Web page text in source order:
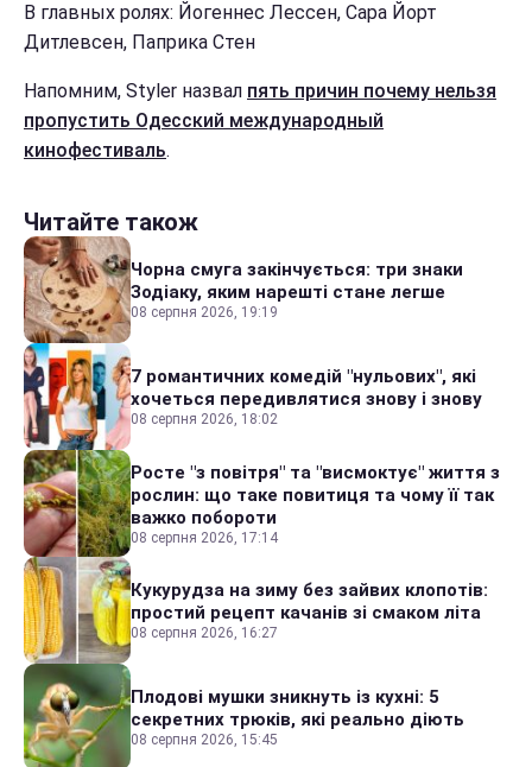
В главных ролях: Йогеннес Лессен, Сара Йорт
Дитлевсен, Паприка Стен
Напомним, Styler назвал пять причин почему нельзя
пропустить Одесский международный
кинофестиваль.
Читайте також
Чорна смуга закінчується: три знаки
Зодіаку, яким нарешті стане легше
08 серпня 2026, 19:19
7 романтичних комедій "нульових", які
хочеться передивлятися знову і знову
08 серпня 2026, 18:02
Росте "з повітря" та "висмоктує" життя з
рослин: що таке повитиця та чому її так
важко побороти
08 серпня 2026, 17:14
Кукурудза на зиму без зайвих клопотів:
простий рецепт качанів зі смаком літа
08 серпня 2026, 16:27
Плодові мушки зникнуть із кухні: 5
секретних трюків, які реально діють
08 серпня 2026, 15:45